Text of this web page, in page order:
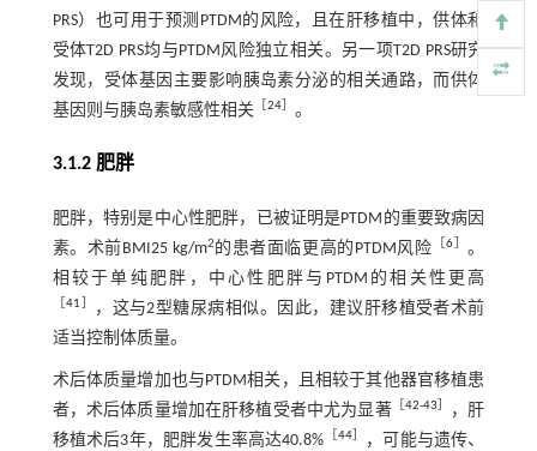
PRS）也可用于预测PTDM的风险，且在肝移植中，供体和
受体T2D PRS均与PTDM风险独立相关。另一项T2D PRS研究
发现，受体基因主要影响胰岛素分泌的相关通路，而供体
基因则与胰岛素敏感性相关
24］ 。
3.1.2 肥胖
肥胖，特别是中心性肥胖，已被证明是PTDM的重要致病因
素。术前BMI25 kg/m2 的患者面临更高的PTDM风险 ［6
。
相较于单纯肥胖，中心性肥胖与PTDM的相关性更高
［41
，这与2型糖尿病相似。因此，建议肝移植受者术前
适当控制体质量。
术后体质量增加也与PTDM相关，且相较于其他器官移植患
者，术后体质量增加在肝移植受者中尤为显著［ 42-43
，肝
移植术后3年，肥胖发生率高达40.8%
44］
，可能与遗传、